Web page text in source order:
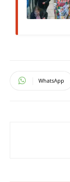
WhatsApp